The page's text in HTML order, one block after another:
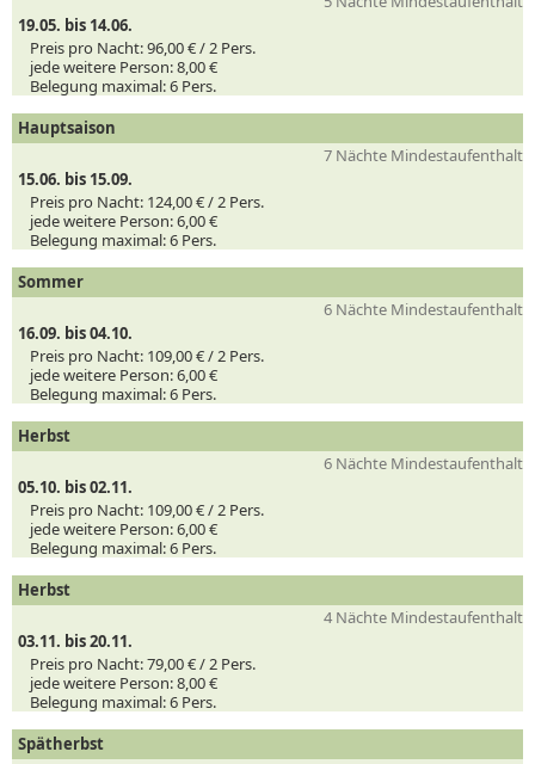
19.05. bis 14.06.
Preis pro Nacht:96,00 € /2 Pers.
jede weitere Person:8,00 €
Belegung maximal:6 Pers.
Hauptsaison
7 Nächte Mindestaufenthalt
15.06. bis 15.09.
Preis pro Nacht: 124,00 € /2 Pers.
jede weitere Person:6,00 €
Belegung maximal:6 Pers.
Sommer
6 Nächte Mindestaufenthalt
16.09. bis 04.10.
Preis pro Nacht: 109,00 € /2 Pers.
jede weitere Person:6,00 €
Belegung maximal:6 Pers.
Herbst
6 Nächte Mindestaufenthalt
05.10. bis 02.11.
Preis pro Nacht: 109,00 € /2 Pers.
jede weitere Person:6,00 €
Belegung maximal:6 Pers.
Herbst
4 Nächte Mindestaufenthalt
03.11. bis 20.11.
Preis pro Nacht:79,00 € /2 Pers.
jede weitere Person:8,00 €
Belegung maximal:6 Pers.
Spätherbst